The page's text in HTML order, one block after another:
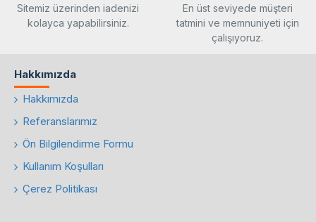
Sitemiz üzerinden iadenizi
kolayca yapabilirsiniz.
En üst seviyede müşteri
tatmini ve memnuniyeti için
çalışıyoruz.
Hakkımızda
Hakkımızda
Referanslarımız
Ön Bilgilendirme Formu
Kullanım Koşulları
Çerez Politikası